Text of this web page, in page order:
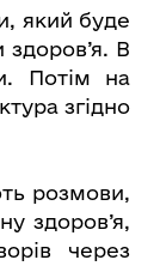
який буде
здоров’я. В
Потім на
згідно
розмови,
здоров’я,
через